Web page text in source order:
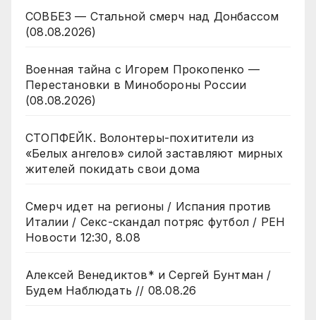
СОВБЕЗ — Стальной смерч над Донбассом
(08.08.2026)
Военная тайна с Игорем Прокопенко —
Перестановки в Минобороны России
(08.08.2026)
СТОПФЕЙК. Волонтеры-похитители из
«Белых ангелов» силой заставляют мирных
жителей покидать свои дома
Смерч идет на регионы / Испания против
Италии / Секс-скандал потряс футбол / РЕН
Новости 12:30, 8.08
Алексей Венедиктов* и Сергей Бунтман /
Будем Наблюдать // 08.08.26